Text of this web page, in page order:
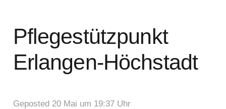
Pflegestützpunkt
Erlangen-Höchstadt
Geposted 20 Mai um 19:37 Uhr